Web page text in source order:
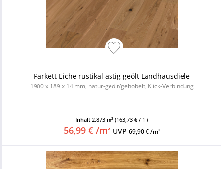
Parkett Eiche rustikal astig geölt Landhausdiele
1900 x 189 x 14 mm, natur-geölt/gehobelt, Klick-Verbindung
Inhalt 2.873 m² (163,73 € / 1 )
56,99 € /m² UVP69,90 € /m²